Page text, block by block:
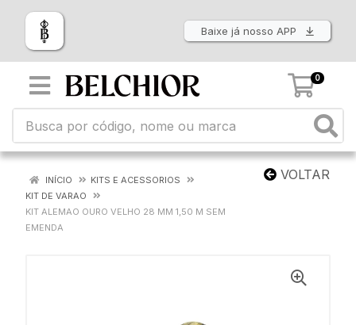
Baixe já nosso APP
0
VOLTAR
INÍCIO
KITS E ACESSORIOS
KIT DE VARAO
KIT ALEMAO OURO VELHO 28 MM 1,50 M SEM
EMENDA